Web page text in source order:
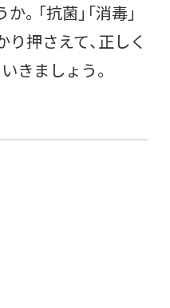
「抗菌」「消毒」
押さえて、正しく
きましょう。